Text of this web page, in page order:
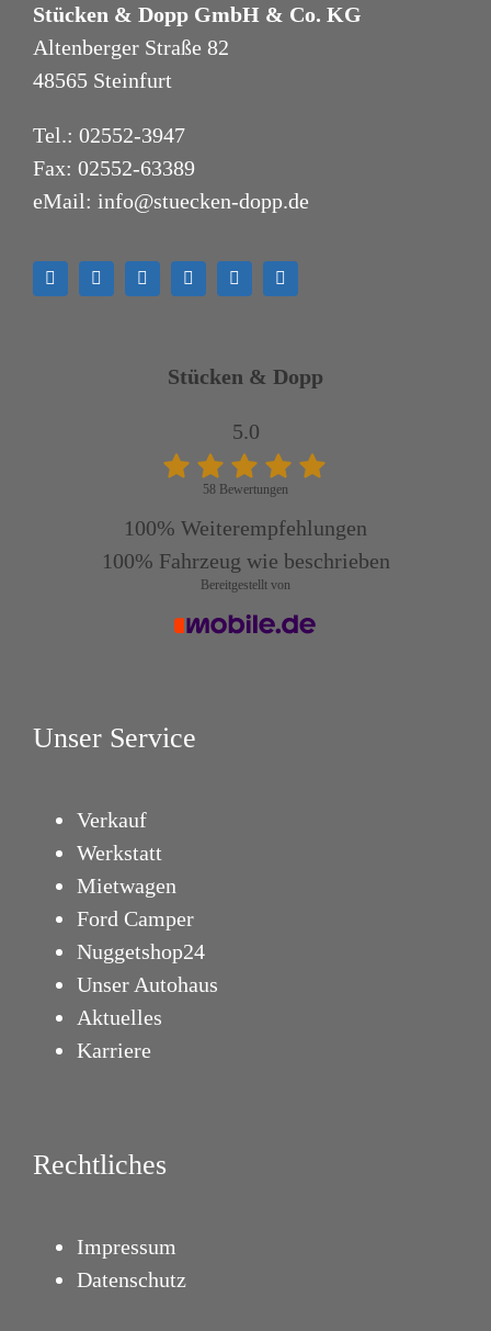
Stücken & Dopp GmbH & Co. KG
Altenberger Straße 82
48565 Steinfurt
Tel.: 02552-3947
Fax: 02552-63389
eMail: info@stuecken-dopp.de
Stücken & Dopp
5.0
58 Bewertungen
100% Weiterempfehlungen
100% Fahrzeug wie beschrieben
Bereitgestellt von
Unser Service
Verkauf
Werkstatt
Mietwagen
Ford Camper
Nuggetshop24
Unser Autohaus
Aktuelles
Karriere
Rechtliches
Impressum
Datenschutz